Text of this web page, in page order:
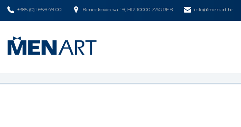
+385 (0)1 659 49 00 Bencekoviceva 19, HR-10000 ZAGREB info@menart.hr